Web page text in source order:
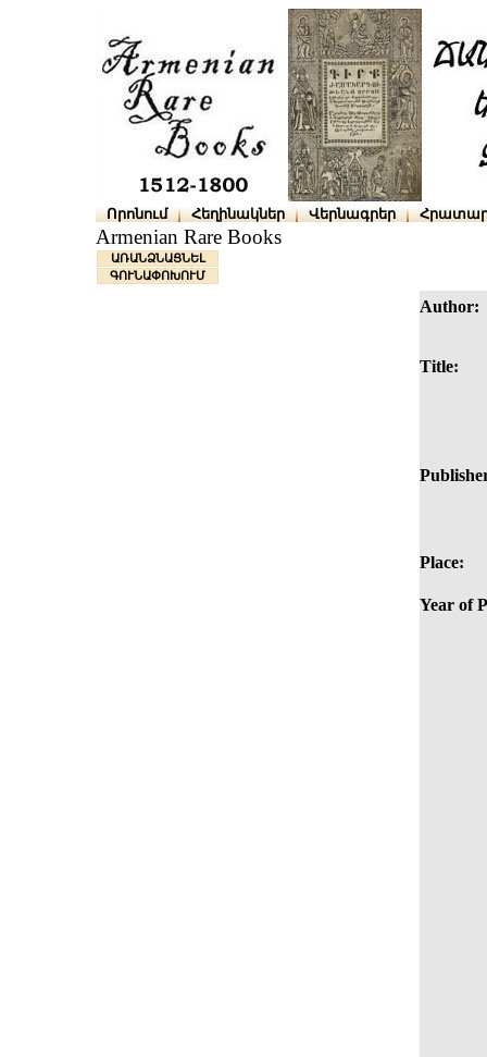
Որոնում Հեղինակներ Վերնագրեր
Armenian Rare Books
ԱՌԱՆՁՆԱՑՆԵԼ
ԳՈՒՆԱՓՈԽՈՒՄ
Author:
Title:
Place:
Year of